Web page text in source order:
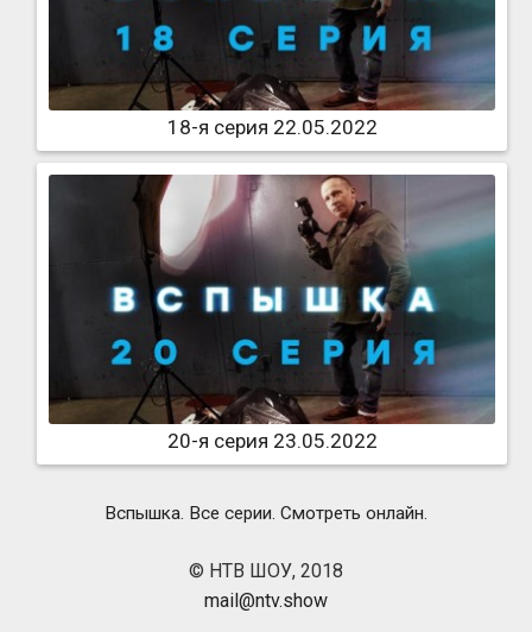
18-я серия 22.05.2022
20-я серия 23.05.2022
Вспышка. Все серии. Смотреть онлайн.
© НТВ ШОУ, 2018
mail@ntv.show